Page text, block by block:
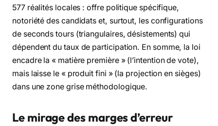
577 réalités locales : offre politique spécifique,
notoriété des candidats et, surtout, les configurations
de seconds tours (triangulaires, désistements) qui
dépendent du taux de participation. En somme, la loi
encadre la « matière première » (l’intention de vote),
mais laisse le « produit fini » (la projection en sièges)
dans une zone grise méthodologique.
Le mirage des marges d’erreur